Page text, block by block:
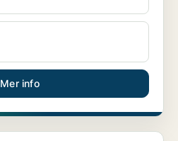
Mer info